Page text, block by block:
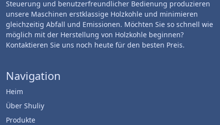
Steuerung und benutzerfreundlicher Bedienung produzieren
unsere Maschinen erstklassige Holzkohle und minimieren
gleichzeitig Abfall und Emissionen. Möchten Sie so schnell wie
möglich mit der Herstellung von Holzkohle beginnen?
Kontaktieren Sie uns noch heute für den besten Preis.
Navigation
Heim
Über Shuliy
Produkte